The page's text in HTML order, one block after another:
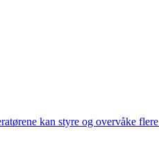
kan styre og overvåke